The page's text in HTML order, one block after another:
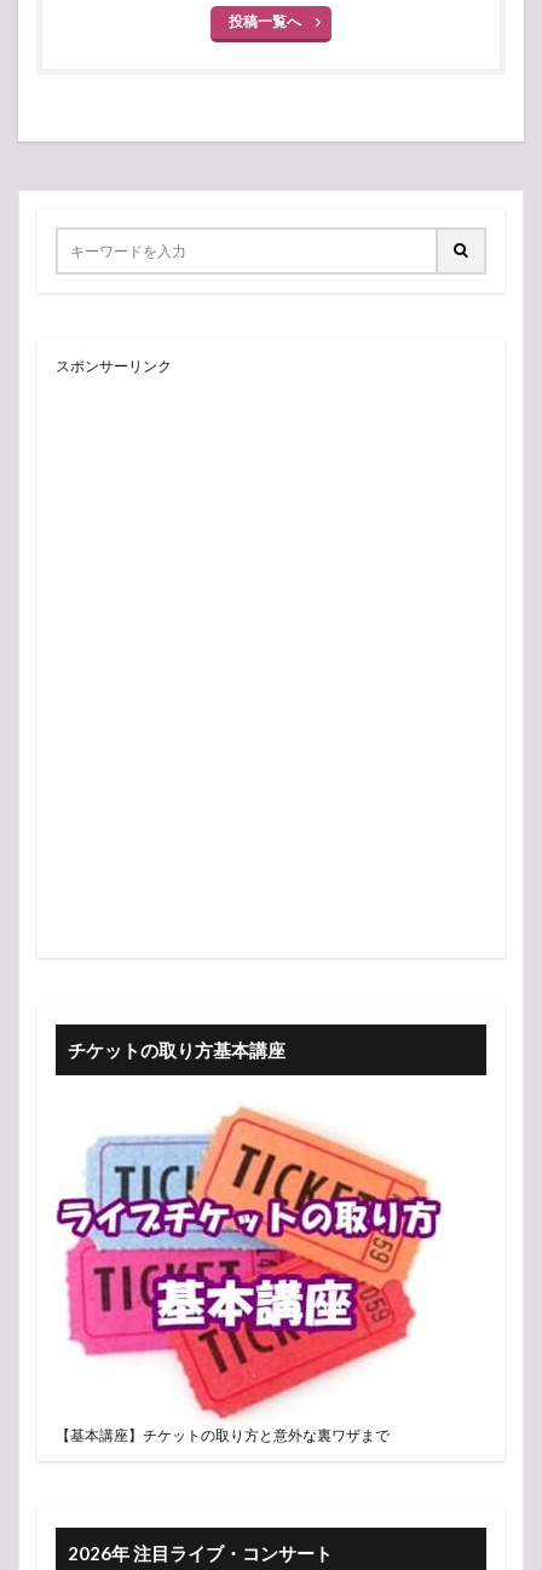
投稿一覧へ
スポンサーリンク
チケットの取り方基本講座
【基本講座】チケットの取り方と意外な裏ワザまで
2026年 注目ライブ・コンサート